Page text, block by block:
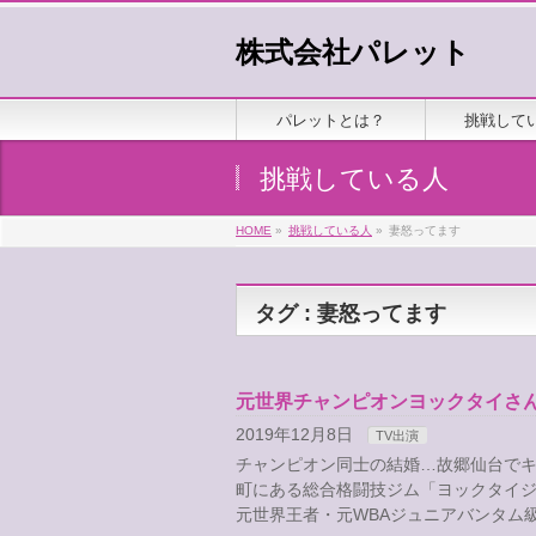
株式会社パレット
パレットとは？ 挑戦して
挑戦している人
HOME » 挑戦している人 » 妻怒ってます
タグ : 妻怒ってます
元世界チャンピオンヨックタイさ
2019年12月8日 TV出演
チャンピオン同士の結婚…故郷仙台で
町にある総合格闘技ジム「ヨックタイ
元世界王者・元WBAジュニアバンタム